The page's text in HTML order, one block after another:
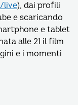
live), dai profili
e scaricando
e tablet
alle 21 il film
e i momenti